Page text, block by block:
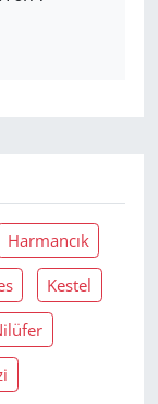
Harmancık
Kestel